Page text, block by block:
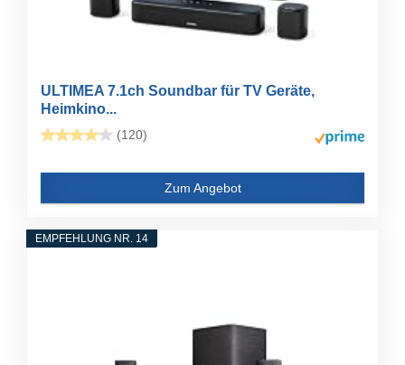
ULTIMEA 7.1ch Soundbar für TV Geräte,
Heimkino...
(120)
Zum Angebot
EMPFEHLUNG NR. 14